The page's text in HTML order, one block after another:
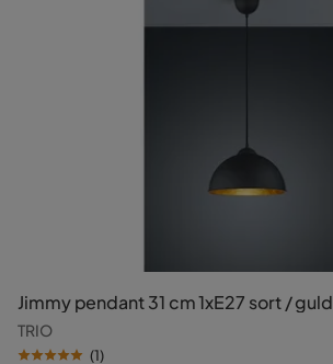
Jimmy pendant 31 cm 1xE27 sort / guld
TRIO
(1)